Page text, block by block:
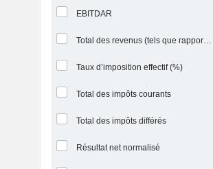
EBITDAR
Total des revenus (tels que rapportés)
Taux d’imposition effectif (%)
Total des impôts courants
Total des impôts différés
Résultat net normalisé